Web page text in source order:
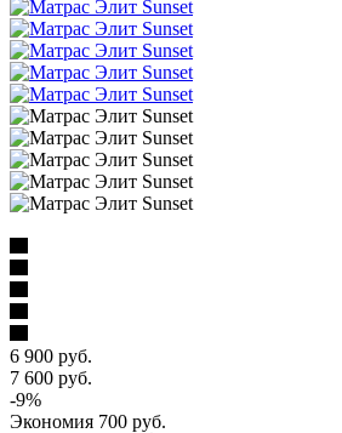
6 900 руб.
7 600 руб.
-9%
Экономия 700 руб.